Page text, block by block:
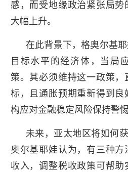
感，而受地缘政治紧张局势
大幅上升。
在此背景下，格奥尔基
目标水平的经济体，当局
策。其必须维持这一政策，
标，且通胀预期重新得到良
构应对金融稳定风险保持警惕
未来，亚太地区将如何
奥尔基耶娃认为，有三种方
收入，调整税收政策可帮助